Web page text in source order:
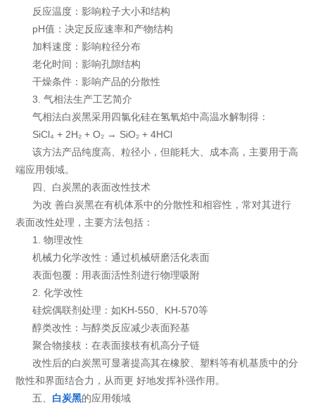
反应温度：影响粒子大小和结构
pH值：决定反应速率和产物结构
加料速度：影响粒径分布
老化时间：影响孔隙结构
干燥条件：影响产品的分散性
3. 气相法生产工艺简介
气相法白炭黑采用四氯化硅在氢氧焰中高温水解制得：
SiCl₄ + 2H₂ + O₂ → SiO₂ + 4HCl
该方法产品纯度高、粒径小，但能耗大、成本高，主要用于高
端应用领域。
四、白炭黑的表面改性技术
为改 善白炭黑在有机体系中的分散性和相容性，常对其进行
表面改性处理，主要方法包括：
1. 物理改性
机械力化学改性：通过机械研磨活化表面
表面包覆：用表面活性剂进行物理吸附
2. 化学改性
硅烷偶联剂处理：如KH-550、KH-570等
醇类改性：与醇类反应减少表面羟基
聚合物接枝：在表面接枝有机高分子链
改性后的白炭黑可显著提高其在橡胶、塑料等有机基质中的分
散性和界面结合力，从而更 好地发挥补强作用。
五、 白炭黑的应用领域